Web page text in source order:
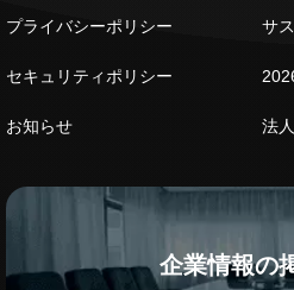
プライバシーポリシー
セキュリティポリシー
お知らせ
サ
法
企業情報の